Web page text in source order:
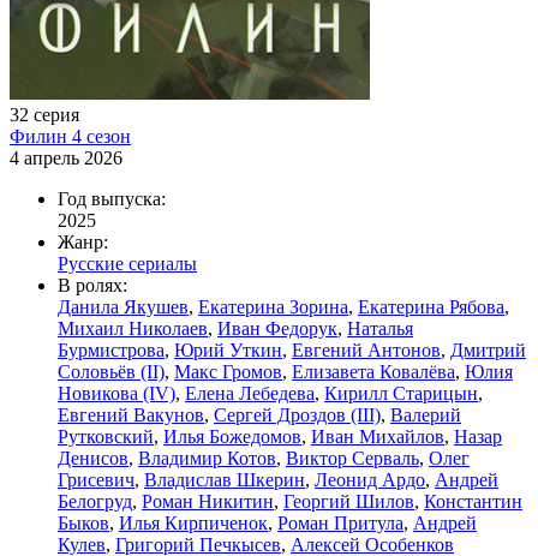
32 серия
Филин 4 сезон
4 апрель 2026
Год выпуска:
2025
Жанр:
Русские сериалы
В ролях:
Данила Якушев, Екатерина Зорина, Екатерина Рябова,
Михаил Николаев, Иван Федорук, Наталья
Бурмистрова, Юрий Уткин, Евгений Антонов, Дмитрий
Соловьёв (II), Макс Громов, Елизавета Ковалёва, Юлия
Новикова (IV), Елена Лебедева, Кирилл Старицын,
Евгений Вакунов, Сергей Дроздов (III), Валерий
Рутковский, Илья Божедомов, Иван Михайлов, Назар
Денисов, Владимир Котов, Виктор Серваль, Олег
Грисевич, Владислав Шкерин, Леонид Ардо, Андрей
Белогруд, Роман Никитин, Георгий Шилов, Константин
Быков, Илья Кирпиченок, Роман Притула, Андрей
Кулев, Григорий Печкысев, Алексей Особенков